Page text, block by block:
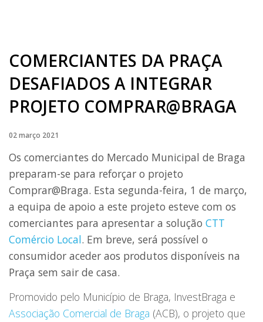
COMERCIANTES DA PRAÇA
DESAFIADOS A INTEGRAR
PROJETO COMPRAR@BRAGA
02 março 2021
Os comerciantes do Mercado Municipal de Braga
preparam-se para reforçar o projeto
Comprar@Braga. Esta segunda-feira, 1 de março,
a equipa de apoio a este projeto esteve com os
comerciantes para apresentar a solução CTT
Comércio Local. Em breve, será possível o
consumidor aceder aos produtos disponíveis na
Praça sem sair de casa.
Promovido pelo Município de Braga, InvestBraga e
Associação Comercial de Braga (ACB), o projeto que